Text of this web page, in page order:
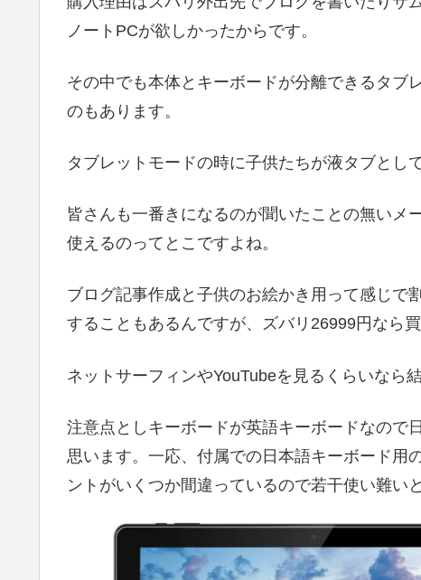
ノートPCが欲しかったからです。
その中でも本体とキーボードが分離できるタブ
のもあります。
タブレットモードの時に子供たちが液タブとし
皆さんも一番きになるのが聞いたことの無いメ
使えるのってとこですよね。
ブログ記事作成と子供のお絵かき用って感じで
することもあるんですが、ズバリ26999円なら
ネットサーフィンやYouTubeを見るくらいなら
注意点としキーボードが英語キーボードなので
思います。一応、付属での日本語キーボード用
ントがいくつか間違っているので若干使い難い